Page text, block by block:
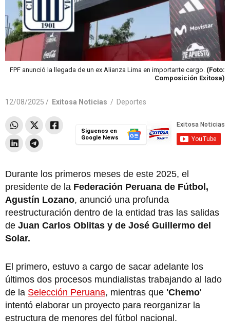
FPF anunció la llegada de un ex Alianza Lima en importante cargo. (Foto:
Composición Exitosa)
12/08/2025 / Exitosa Noticias / Deportes
Síguenos en
Google News
Durante los primeros meses de este 2025, el
presidente de la Federación Peruana de Fútbol,
Agustín Lozano, anunció una profunda
reestructuración dentro de la entidad tras las salidas
de Juan Carlos Oblitas y de José Guillermo del
Solar.
El primero, estuvo a cargo de sacar adelante los
últimos dos procesos mundialistas trabajando al lado
de la Selección Peruana, mientras que 'Chemo'
intentó elaborar un proyecto para reorganizar la
estructura de menores del fútbol nacional.